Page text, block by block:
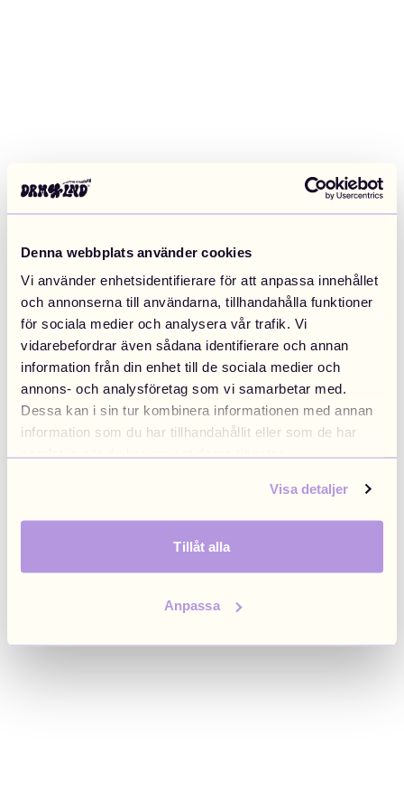
Denna webbplats använder cookies
Vi använder enhetsidentifierare för att anpassa innehållet
och annonserna till användarna, tillhandahålla funktioner
för sociala medier och analysera vår trafik. Vi
vidarebefordrar även sådana identifierare och annan
information från din enhet till de sociala medier och
annons- och analysföretag som vi samarbetar med.
Dessa kan i sin tur kombinera informationen med annan
information som du har tillhandahållit eller som de har
samlat in när du har använt deras tjänster.
Visa detaljer
Tillåt alla
Anpassa
Application error: a client-side exception has occurred (see the
browser console for more information).